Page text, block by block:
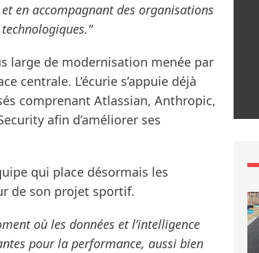
en accompagnant des organisations
large de modernisation menée par
centrale. L’écurie s’appuie déjà
comprenant Atlassian, Anthropic,
afin d’améliorer ses
qui place désormais les
de son projet sportif.
où les données et l’intelligence
pour la performance, aussi bien